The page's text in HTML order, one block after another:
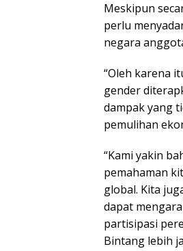
Meskipun
perlu
negara
“Oleh karena
gender
dampak yang
pemulihan
“Kami yakin
pemahaman
global. Kita
dapat
partisipasi
Bintang lebih